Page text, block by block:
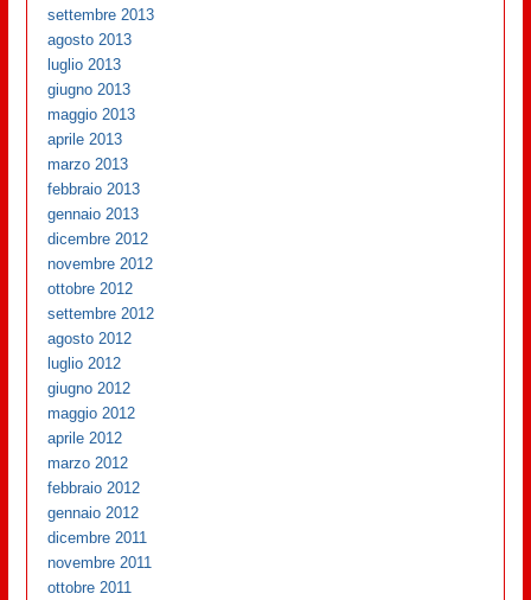
settembre 2013
agosto 2013
luglio 2013
giugno 2013
maggio 2013
aprile 2013
marzo 2013
febbraio 2013
gennaio 2013
dicembre 2012
novembre 2012
ottobre 2012
settembre 2012
agosto 2012
luglio 2012
giugno 2012
maggio 2012
aprile 2012
marzo 2012
febbraio 2012
gennaio 2012
dicembre 2011
novembre 2011
ottobre 2011